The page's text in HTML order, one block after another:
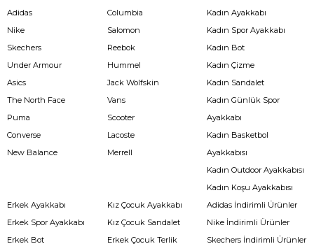
Adidas
Nike
Skechers
Under Armour
Asics
The North Face
Puma
Converse
New Balance
Columbia
Salomon
Reebok
Hummel
Jack Wolfskin
Vans
Scooter
Lacoste
Merrell
Kadın Ayakkabı
Kadın Spor Ayakkabı
Kadın Bot
Kadın Çizme
Kadın Sandalet
Kadın Günlük Spor
Ayakkabı
Kadın Basketbol
Ayakkabısı
Kadın Outdoor Ayakkabısı
Kadın Koşu Ayakkabısı
Erkek Ayakkabı
Erkek Spor Ayakkabı
Erkek Bot
Kız Çocuk Ayakkabı
Kız Çocuk Sandalet
Erkek Çocuk Terlik
Adidas İndirimli Ürünler
Nike İndirimli Ürünler
Skechers İndirimli Ürünler